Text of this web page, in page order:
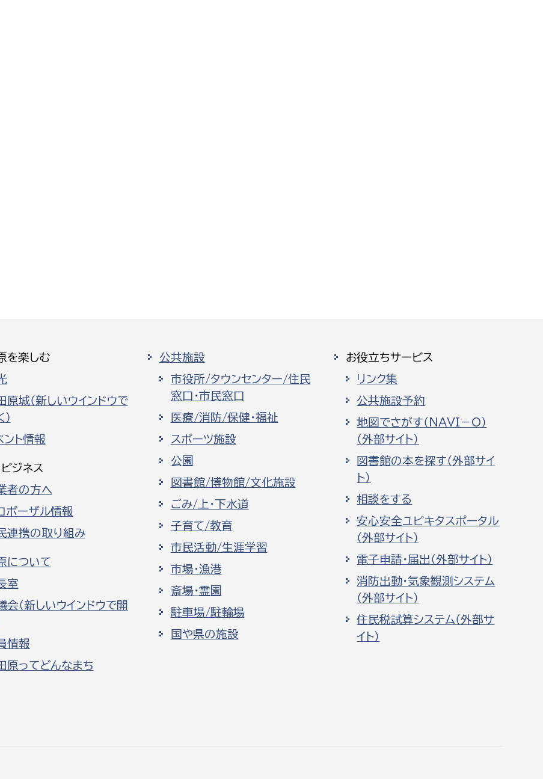
を楽しむ
原城（新しいウインドウで
ント情報
ビジネス
者の方へ
ポーザル情報
連携の取り組み
について
室
会（新しいウインドウで開
情報
原ってどんなまち
公共施設
市役所/タウンセンター/住民
窓口・市民窓口
医療/消防/保健・福祉
スポーツ施設
公園
図書館/博物館/文化施設
ごみ/上・下水道
子育て/教育
市民活動/生涯学習
市場・漁港
斎場・霊園
駐車場/駐輪場
国や県の施設
お役立ちサービス
リンク集
公共施設予約
地図でさがす（NAVI－O）
（外部サイト）
図書館の本を探す（外部サイ
ト）
相談をする
安心安全ユビキタスポータル
（外部サイト）
電子申請・届出（外部サイト）
消防出動・気象観測システム
（外部サイト）
住民税試算システム（外部サ
イト）